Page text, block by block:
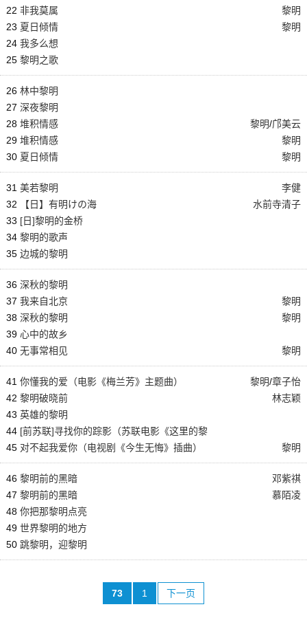
22 非我莫属
黎明
23 夏日倾情
黎明
24 我多么想
25 黎明之歌
26 林中黎明
27 深夜黎明
28 堆积情感 黎明/邝美云
29 堆积情感
黎明
30 夏日倾情 黎明
31 美若黎明
李健
32
【日】有明けの海
水前寺清子
33 [日]黎明的金桥
34 黎明的歌声
35 边城的黎明
36 深秋的黎明
37 我来自北京
黎明
38 深秋的黎明
黎明
39 心中的故乡
40 无事常相见 黎明
41 你懂我的爱（电影《梅兰芳》主题曲） 黎明/章子怡
42 黎明破晓前
林志颖
43 英雄的黎明
44 [前苏联]寻找你的踪影（苏联电影《这里的黎
明静悄悄》插曲）
45 对不起我爱你（电视剧《今生无悔》插曲） 黎明
46 黎明前的黑暗
邓紫祺
47 黎明前的黑暗
慕陌凌
48 你把那黎明点亮
49 世界黎明的地方
50 跳黎明，迎黎明
73 1 下一页